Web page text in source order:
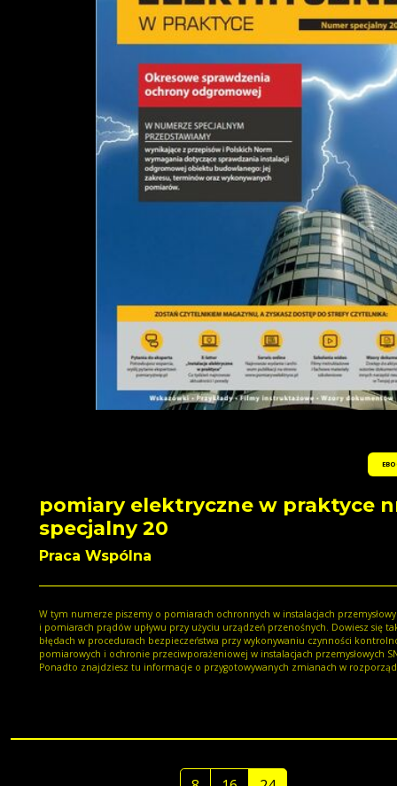
pomiary elektryczne w praktyce
specjalny 20
Praca Wspólna
W tym numerze piszemy o pomiarach ochronnych w instalacjach
i pomiarach prądów upływu przy użyciu urządzeń przenośnych. Dowiesz się
błędach w procedurach bezpieczeństwa przy wykonywaniu czynności
pomiarowych i ochronie przeciwporażeniowej w instalacjach przemysłowych
Ponadto znajdziesz tu informacje o przygotowywanych zmianach w